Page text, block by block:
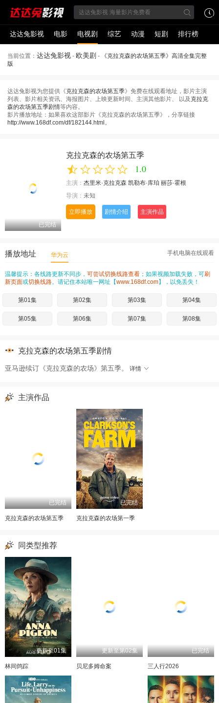
达达兔影视 电影 电视剧 综艺 动漫 短剧 排行榜
当前位置： 达达兔影视 - 欧美剧 -
《克拉克森的农场第五季》高清全集完整
版
达达兔影视为您提供《克拉克森的农场第五季》免费在线观看地址，影片主演
列表、影片相关资讯、海报图片、上映更新时间、主演其他影片、 以及 克拉克
森的农场第五季剧情等内容。
影片播放地址：如果喜欢这部影片《克拉克森的农场第五季》，分享链接
http://www.168df.com/df/182144.html 。
已完结
克拉克森的农场第五季
1.0
主演： 杰里米·克拉克森 凯勒布·库珀 丽莎·霍根
导演： 未知
立即播放 剧情介绍 主演作品
手机电脑在线观看
播放地址 华为云
温馨提示：各线路更新不同步， 可尝试切换线路查看 ；如果视频加载失败，可刷
新页面或切换线路。请记住本站唯一网址【www.168df.com】，以免丢失！
第01集 第02集 第03集 第04集
第05集 第06集 第07集 第08集
克拉克森的农场第五季剧情
亚马逊续订《克拉克森的农场》第五季。 详情
主演作品
已完结
克拉克森的农场第五季
已完结
克拉克森的农场第一季
同类型推荐
更新至01集
林间鸽踪
更新至第02集
贝尼多姆命案
已完结
三人行2026